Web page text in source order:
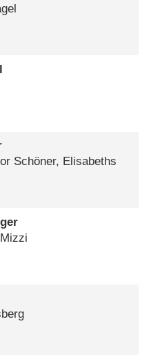
Schöner, Elisabeths